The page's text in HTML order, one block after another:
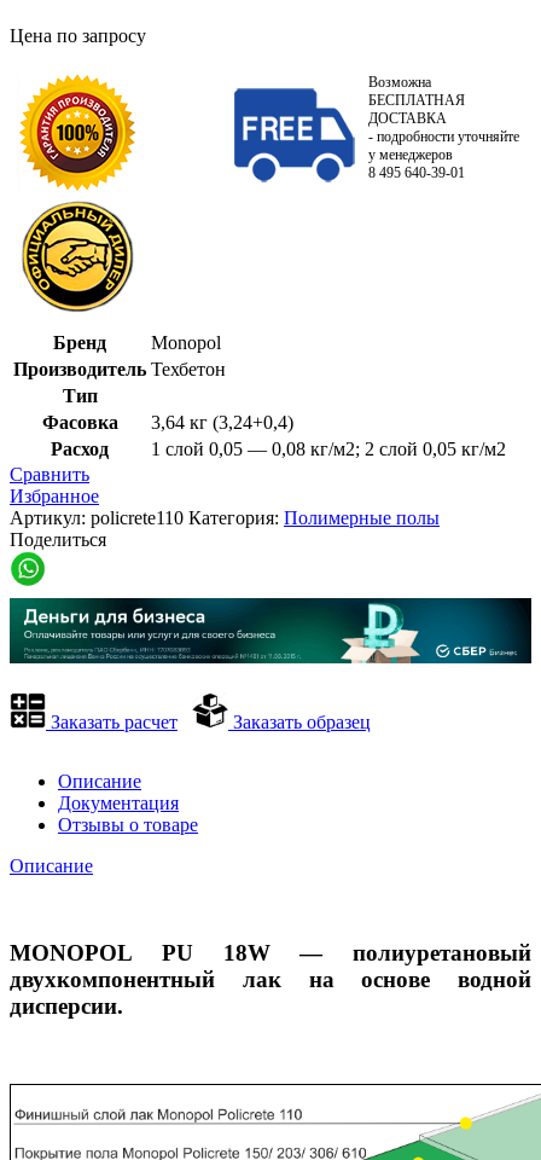
Цена по запросу
Возможна
БЕСПЛАТНАЯ
ДОСТАВКА
- подробности уточняйте
у менеджеров
8 495 640-39-01
Бренд
Monopol
Производитель Техбетон
Тип
Фасовка
3,64 кг (3,24+0,4)
Расход
1 слой 0,05 — 0,08 кг/м2; 2 слой 0,05 кг/м2
Сравнить
Избранное
Артикул: policrete110 Категория: Полимерные полы
Поделиться
Заказать расчет Заказать образец
Описание
Документация
Отзывы о товаре
Описание
MONOPOL PU 18W — полиуретановый
двухкомпонентный лак на основе водной
дисперсии.